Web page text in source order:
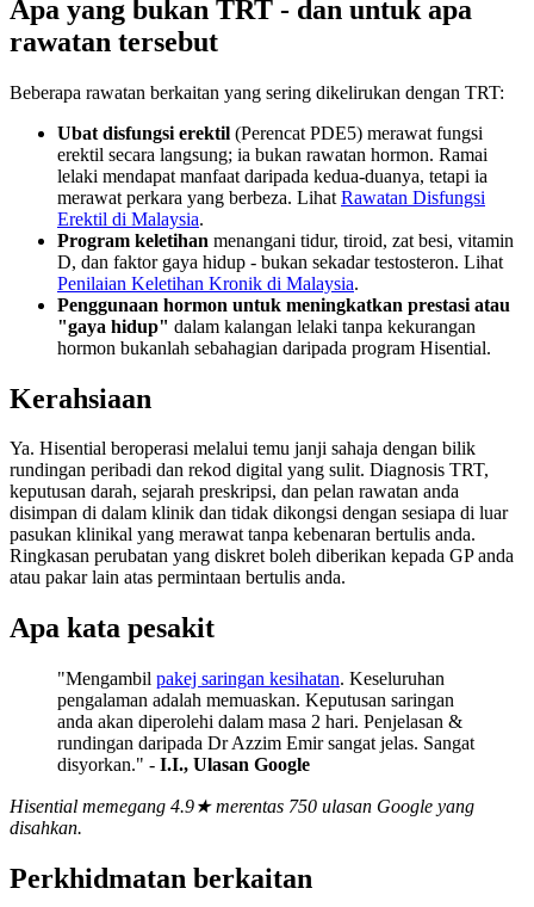
Apa yang bukan TRT - dan untuk apa
rawatan tersebut
Beberapa rawatan berkaitan yang sering dikelirukan dengan TRT:
Ubat disfungsi erektil (Perencat PDE5) merawat fungsi
erektil secara langsung; ia bukan rawatan hormon. Ramai
lelaki mendapat manfaat daripada kedua-duanya, tetapi ia
merawat perkara yang berbeza. Lihat Rawatan Disfungsi
Erektil di Malaysia.
Program keletihan menangani tidur, tiroid, zat besi, vitamin
D, dan faktor gaya hidup - bukan sekadar testosteron. Lihat
Penilaian Keletihan Kronik di Malaysia.
Penggunaan hormon untuk meningkatkan prestasi atau
"gaya hidup" dalam kalangan lelaki tanpa kekurangan
hormon bukanlah sebahagian daripada program Hisential.
Kerahsiaan
Ya. Hisential beroperasi melalui temu janji sahaja dengan bilik
rundingan peribadi dan rekod digital yang sulit. Diagnosis TRT,
keputusan darah, sejarah preskripsi, dan pelan rawatan anda
disimpan di dalam klinik dan tidak dikongsi dengan sesiapa di luar
pasukan klinikal yang merawat tanpa kebenaran bertulis anda.
Ringkasan perubatan yang diskret boleh diberikan kepada GP anda
atau pakar lain atas permintaan bertulis anda.
Apa kata pesakit
"Mengambil pakej saringan kesihatan. Keseluruhan
pengalaman adalah memuaskan. Keputusan saringan
anda akan diperolehi dalam masa 2 hari. Penjelasan &
rundingan daripada Dr Azzim Emir sangat jelas. Sangat
disyorkan." - I.I., Ulasan Google
Hisential memegang 4.9★ merentas 750 ulasan Google yang
disahkan.
Perkhidmatan berkaitan